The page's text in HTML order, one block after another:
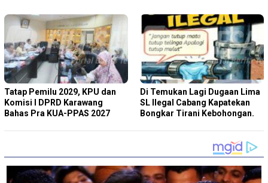
Tatap Pemilu 2029, KPU dan
Komisi I DPRD Karawang
Bahas Pra KUA-PPAS 2027
Di Temukan Lagi Dugaan Lima
SL Ilegal Cabang Kapatekan
Bongkar Tirani Kebohongan.